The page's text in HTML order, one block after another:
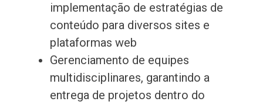
implementação de estratégias de
conteúdo para diversos sites e
plataformas web
Gerenciamento de equipes
multidisciplinares, garantindo a
entrega de projetos dentro do